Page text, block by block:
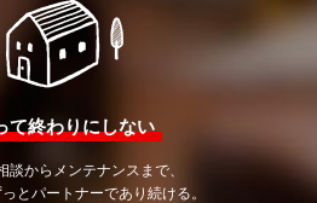
て終わりにしない
談から メンテナンスまで、
とパートナーであり続ける。